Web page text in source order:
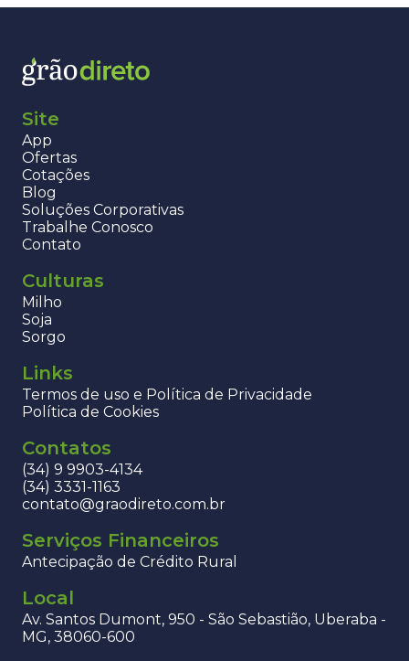
Site
App
Ofertas
Cotações
Blog
Soluções Corporativas
Trabalhe Conosco
Contato
Culturas
Milho
Soja
Sorgo
Links
Termos de uso e Política de Privacidade
Política de Cookies
Contatos
(34) 9 9903-4134
(34) 3331-1163
contato@graodireto.com.br
Serviços Financeiros
Antecipação de Crédito Rural
Local
Av. Santos Dumont, 950 - São Sebastião, Uberaba -
MG, 38060-600